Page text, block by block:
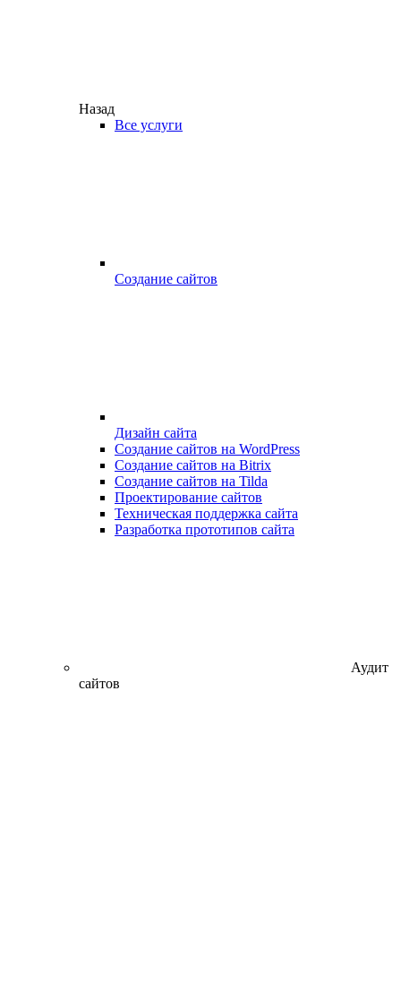
Назад
Все услуги
Создание сайтов
Дизайн сайта
Создание сайтов на WordPress
Создание сайтов на Bitrix
Создание сайтов на Tilda
Проектирование сайтов
Техническая поддержка сайта
Разработка прототипов сайта
Аудит
сайтов